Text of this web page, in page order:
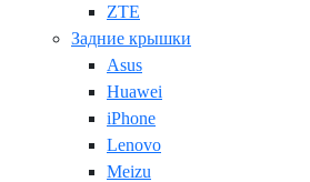
ZTE
Задние крышки
Asus
Huawei
iPhone
Lenovo
Meizu